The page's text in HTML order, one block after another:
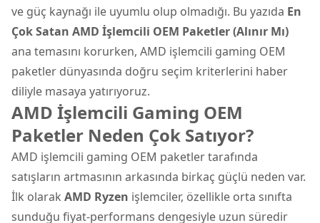
ve güç kaynağı ile uyumlu olup olmadığı. Bu yazıda En
Çok Satan AMD İşlemcili OEM Paketler (Alınır Mı)
ana temasını korurken, AMD işlemcili gaming OEM
paketler dünyasında doğru seçim kriterlerini haber
diliyle masaya yatırıyoruz.
AMD İşlemcili Gaming OEM
Paketler Neden Çok Satıyor?
AMD işlemcili gaming OEM paketler tarafında
satışların artmasının arkasında birkaç güçlü neden var.
İlk olarak AMD Ryzen işlemciler, özellikle orta sınıfta
sunduğu fiyat-performans dengesiyle uzun süredir